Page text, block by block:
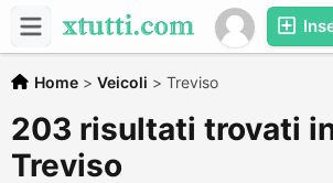
Home > Veicoli > Treviso
203 risultati trovati
Treviso